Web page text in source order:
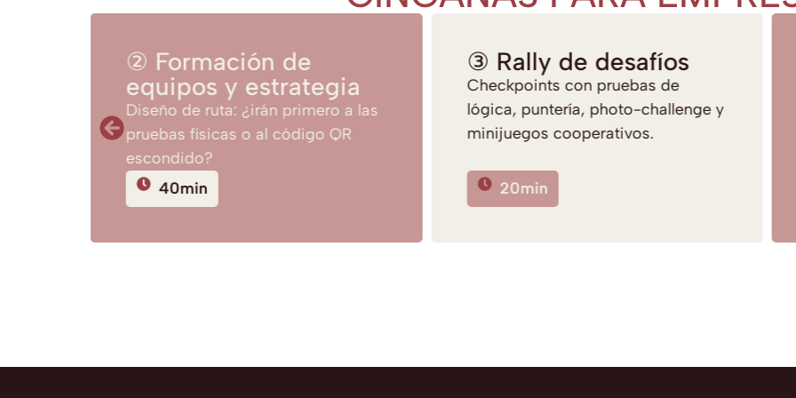
② Formación de
equipos y estrategia
Diseño de ruta: ¿irán primero a las
pruebas físicas o al código QR
escondido?
40min
③ Rally de desafíos
Checkpoints con pruebas de
lógica, puntería, photo-challenge y
minijuegos cooperativos.
20min